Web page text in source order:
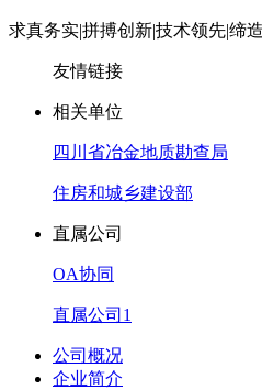
求真务实|拼搏创新|技术领先|缔
友情链接
相关单位
四川省冶金地质勘查局
住房和城乡建设部
直属公司
OA协同
直属公司1
公司概况
企业简介